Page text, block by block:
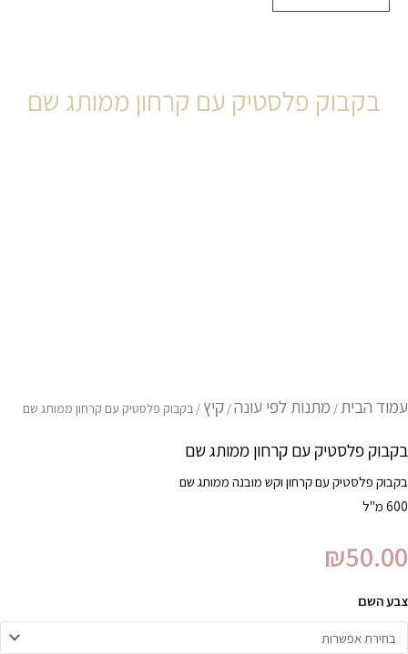
בקבוק פלסטיק עם קרחון ממותג שם
עמוד הבית / מתנות לפי עונה/ קיץ / בקבוק פלסטיק עם קרחון ממותג שם
בקבוק פלסטיק עם קרחון ממותג שם
בקבוק פלסטיק עם קרחון וקש מובנה ממותג שם
600 מ"ל
₪50.00
צבע השם